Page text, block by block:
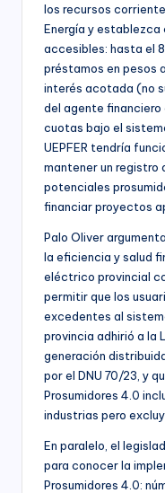
los recursos
Energía y
accesibles: hasta el
préstamos en pesos
interés acotada (no
del agente
cuotas bajo el
UEPFER tendría
mantener un registro
potenciales
financiar proyectos
Palo Oliver
la eficiencia y salud
eléctrico provincial
permitir que los
excedentes al
provincia adhirió a la
generación
por el DNU 70/23, y
Prosumidores 4.0
industrias pero
En paralelo, el
para conocer la
Prosumidores 4.0: